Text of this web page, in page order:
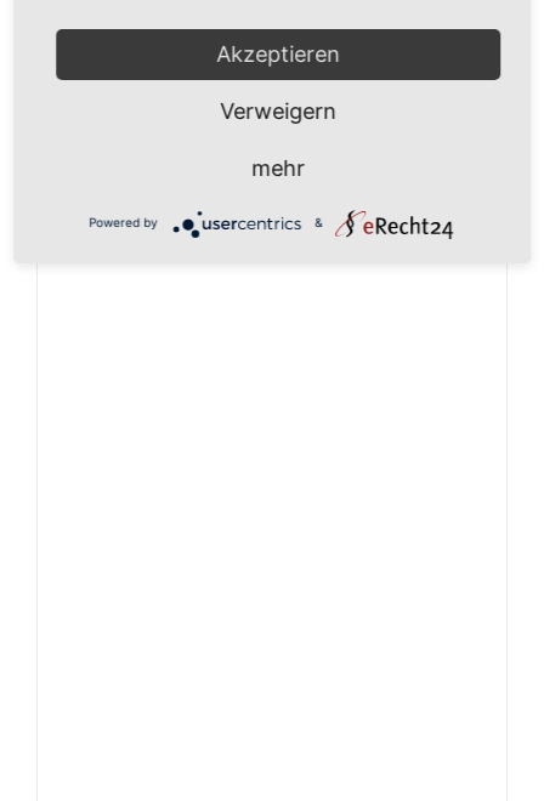
Akzeptieren
Verweigern
mehr
Powered by &